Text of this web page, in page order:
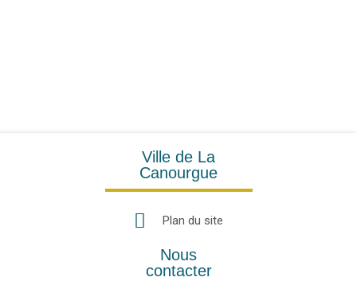
Ville de La
Canourgue
Plan du site
Nous
contacter